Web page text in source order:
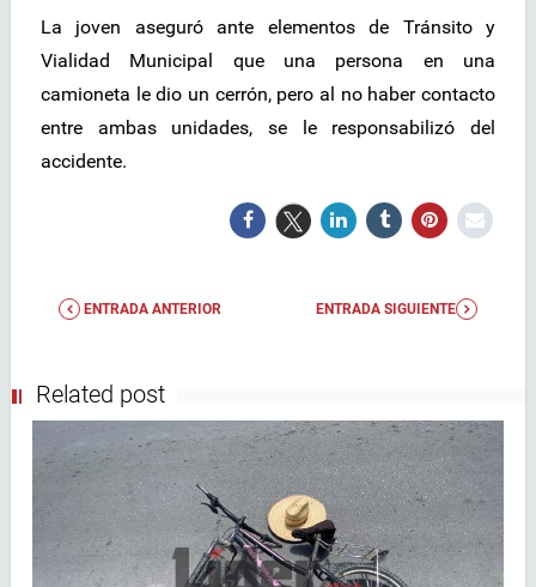
La joven aseguró ante elementos de Tránsito y
Vialidad Municipal que una persona en una
camioneta le dio un cerrón, pero al no haber contacto
entre ambas unidades, se le responsabilizó del
accidente.
ENTRADA ANTERIOR ENTRADA SIGUIENTE
Related post